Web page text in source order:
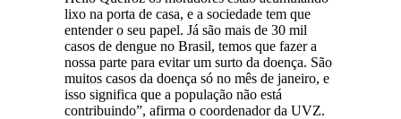
lixo na porta de casa, e a sociedade tem que
entender o seu papel. Já são mais de 30 mil
casos de dengue no Brasil, temos que fazer a
nossa parte para evitar um surto da doença. São
muitos casos da doença só no mês de janeiro, e
isso significa que a população não está
contribuindo”, afirma o coordenador da UVZ.